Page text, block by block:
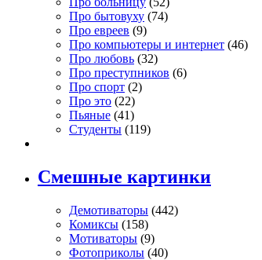
Про бытовуху (74)
Про евреев (9)
Про компьютеры и интернет (46)
Про любовь (32)
Про преступников (6)
Про спорт (2)
Про это (22)
Пьяные (41)
Студенты (119)
Смешные картинки
Демотиваторы (442)
Комиксы (158)
Мотиваторы (9)
Фотоприколы (40)